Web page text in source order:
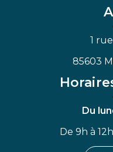
1
85603
Du
De 9h à